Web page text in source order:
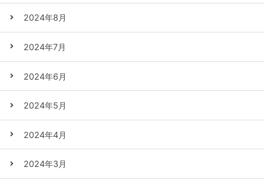
2024年8月
2024年7月
2024年6月
2024年5月
2024年4月
2024年3月